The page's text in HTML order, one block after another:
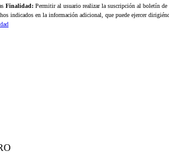
Finalidad: Permitir al usuario realizar la suscripción al boletín
indicados en la información adicional, que puede ejercer